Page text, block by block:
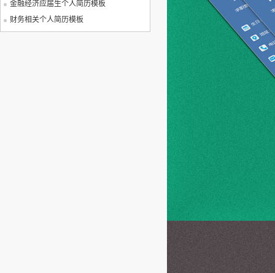
金融经济应届生个人简历模板
财务相关个人简历模板